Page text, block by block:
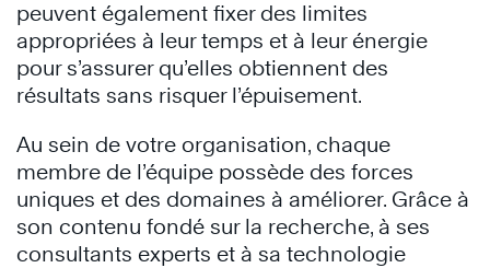
peuvent également fixer des limites
appropriées à leur temps et à leur énergie
pour s’assurer qu’elles obtiennent des
résultats sans risquer l’épuisement.
Au sein de votre organisation, chaque
membre de l’équipe possède des forces
uniques et des domaines à améliorer. Grâce à
son contenu fondé sur la recherche, à ses
consultants experts et à sa technologie